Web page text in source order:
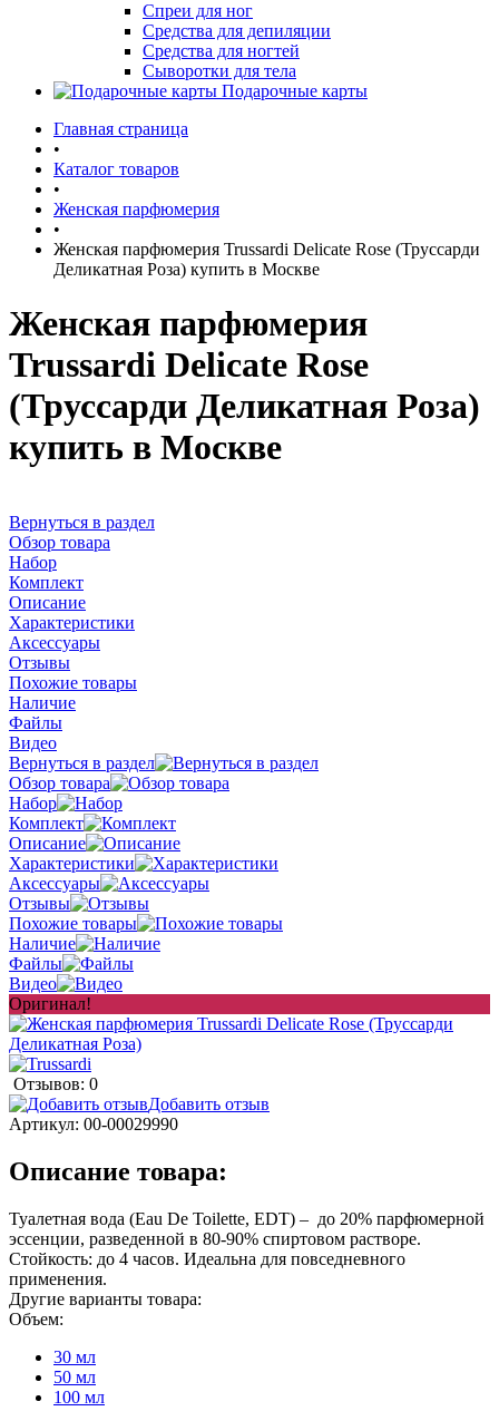
Спреи для ног
Средства для депиляции
Средства для ногтей
Сыворотки для тела
Подарочные карты
Главная страница
•
Каталог товаров
•
Женская парфюмерия
•
Женская парфюмерия Trussardi Delicate Rose (Труссарди
Деликатная Роза) купить в Москве
Женская парфюмерия
Trussardi Delicate Rose
(Труссарди Деликатная Роза)
купить в Москве
Вернуться в раздел
Обзор товара
Набор
Комплект
Описание
Характеристики
Аксессуары
Отзывы
Похожие товары
Наличие
Файлы
Видео
Вернуться в раздел
Обзор товара
Набор
Комплект
Описание
Характеристики
Аксессуары
Отзывы
Похожие товары
Наличие
Файлы
Видео
Оригинал!
Отзывов: 0
Добавить отзыв
Артикул: 00-00029990
Описание товара:
Туалетная вода (Eau De Toilette, EDT) – до 20% парфюмерной
эссенции, разведенной в 80-90% спиртовом растворе.
Стойкость: до 4 часов. Идеальна для повседневного
применения.
Другие варианты товара:
Объем:
30 мл
50 мл
100 мл